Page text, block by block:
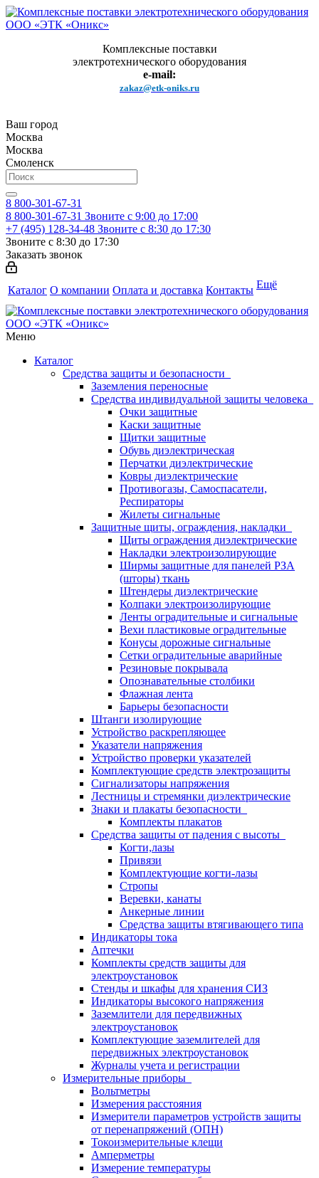
Комплексные поставки
электротехнического оборудования
e-mail:
zakaz@etk-oniks.ru
Ваш город
Москва
Москва
Смоленск
8 800-301-67-31
8 800-301-67-31 Звоните с 9:00 до 17:00
+7 (495) 128-34-48 Звоните с 8:30 до 17:30
Звоните с 8:30 до 17:30
Заказать звонок
Каталог О компании Оплата и доставка Контакты Ещё
Меню
Каталог
Средства защиты и безопасности
Заземления переносные
Средства индивидуальной защиты человека
Очки защитные
Каски защитные
Щитки защитные
Обувь диэлектрическая
Перчатки диэлектрические
Ковры диэлектрические
Противогазы, Самоспасатели,
Респираторы
Жилеты сигнальные
Защитные щиты, ограждения, накладки
Щиты ограждения диэлектрические
Накладки электроизолирующие
Ширмы защитные для панелей РЗА
(шторы) ткань
Штендеры диэлектрические
Колпаки электроизолирующие
Ленты оградительные и сигнальные
Вехи пластиковые оградительные
Конусы дорожные сигнальные
Сетки оградительные аварийные
Резиновые покрывала
Опознавательные столбики
Флажная лента
Барьеры безопасности
Штанги изолирующие
Устройство раскрепляющее
Указатели напряжения
Устройство проверки указателей
Комплектующие средств электрозащиты
Сигнализаторы напряжения
Лестницы и стремянки диэлектрические
Знаки и плакаты безопасности
Комплекты плакатов
Средства защиты от падения с высоты
Когти,лазы
Привязи
Комплектующие когти-лазы
Стропы
Веревки, канаты
Анкерные линии
Средства защиты втягивающего типа
Индикаторы тока
Аптечки
Комплекты средств защиты для
электроустановок
Стенды и шкафы для хранения СИЗ
Индикаторы высокого напряжения
Заземлители для передвижных
электроустановок
Комплектующие заземлителей для
передвижных электроустановок
Журналы учета и регистрации
Измерительные приборы
Вольтметры
Измерения расстояния
Измерители параметров устройств защиты
от перенапряжений (ОПН)
Токоизмерительные клещи
Амперметры
Измерение температуры